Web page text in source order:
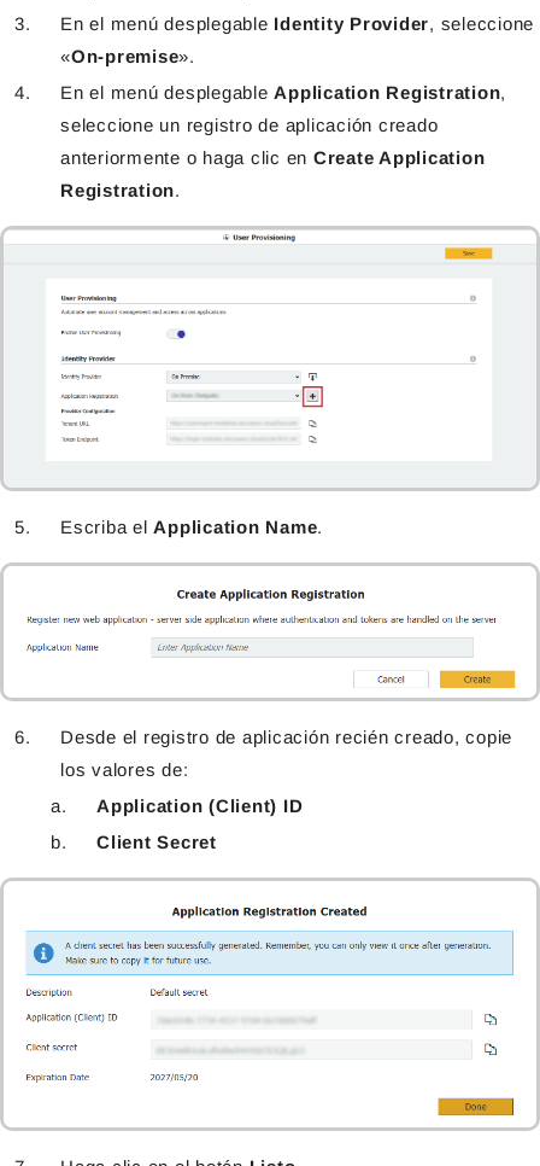
En el menú desplegable Identity Provider, seleccione
«On-premise».
En el menú desplegableApplication Registration,
seleccione un registro de aplicación creado
anteriormente o haga clic en Create Application
Registration.
Escriba el Application Name.
Desde el registro de aplicación recién creado, copie
los valores de:
Application (Client) ID
Client Secret